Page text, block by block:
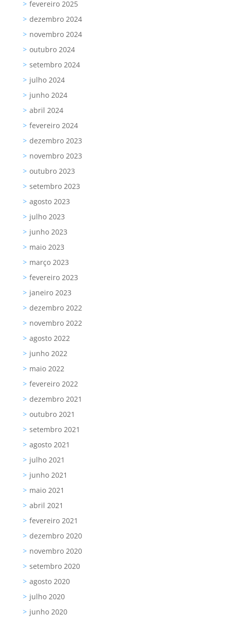
fevereiro 2025
dezembro 2024
novembro 2024
outubro 2024
setembro 2024
julho 2024
junho 2024
abril 2024
fevereiro 2024
dezembro 2023
novembro 2023
outubro 2023
setembro 2023
agosto 2023
julho 2023
junho 2023
maio 2023
março 2023
fevereiro 2023
janeiro 2023
dezembro 2022
novembro 2022
agosto 2022
junho 2022
maio 2022
fevereiro 2022
dezembro 2021
outubro 2021
setembro 2021
agosto 2021
julho 2021
junho 2021
maio 2021
abril 2021
fevereiro 2021
dezembro 2020
novembro 2020
setembro 2020
agosto 2020
julho 2020
junho 2020